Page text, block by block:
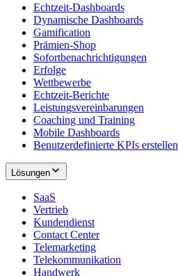
Echtzeit-Dashboards
Dynamische Dashboards
Gamification
Prämien-Shop
Sofortbenachrichtigungen
Erfolge
Wettbewerbe
Echtzeit-Berichte
Leistungsvereinbarungen
Coaching und Training
Mobile Dashboards
Benutzerdefinierte KPIs erstellen
Lösungen
SaaS
Vertrieb
Kundendienst
Contact Center
Telemarketing
Telekommunikation
Handwerk